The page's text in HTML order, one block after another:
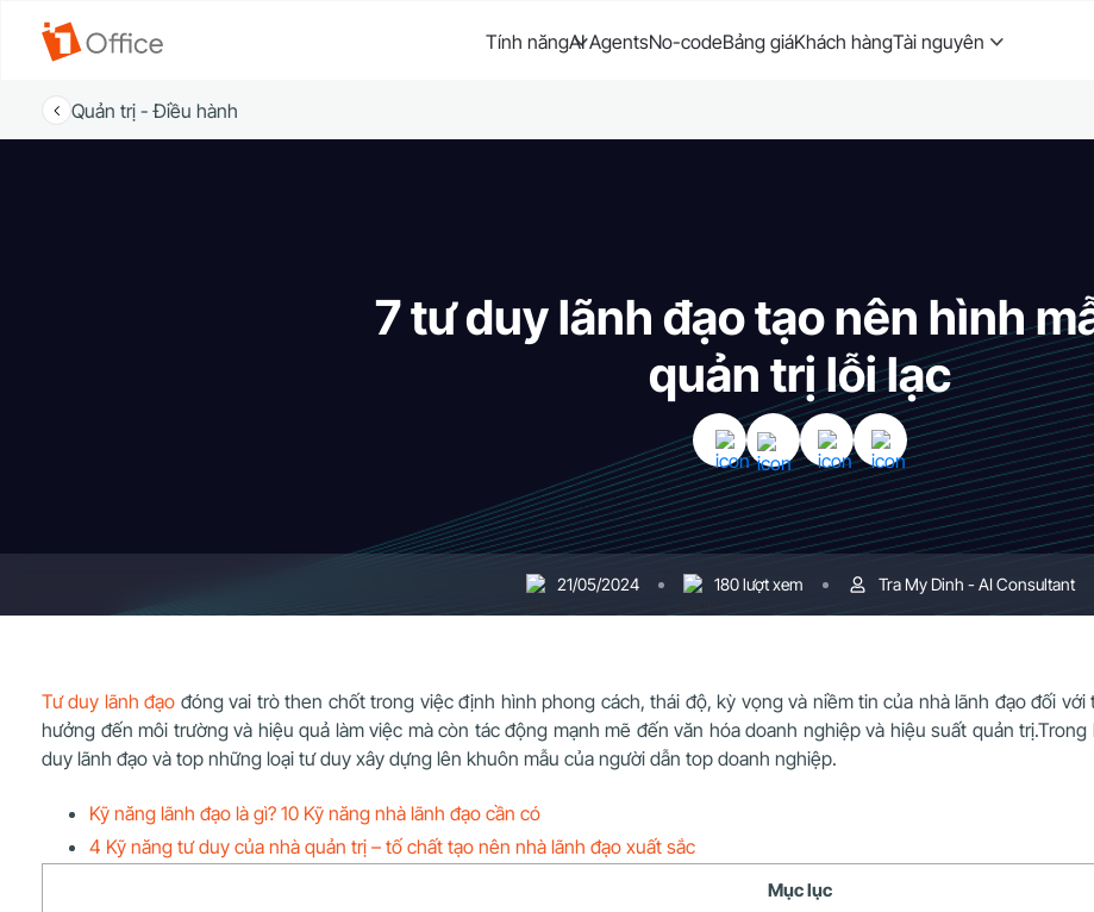
Tính năngAI AgentsNo-codeBảng giáKhách hàngTài nguyên
Quản trị - Điều hành
7 tư duy lãnh đạo tạo nên hình
quản trị lỗi lạc
21/05/2024 180 lượt xem Tra My Dinh - AI Consultant
Tư duy lãnh đạo đóng vai trò then chốt trong việc định hình phong cách, thái độ, kỳ vọng và niềm tin của nhà lãnh đạo đối
hưởng đến môi trường và hiệu quả làm việc mà còn tác động mạnh mẽ đến văn hóa doanh nghiệp và hiệu suất quản
duy lãnh đạo và top những loại tư duy xây dựng lên khuôn mẫu của người dẫn top doanh nghiệp.
Kỹ năng lãnh đạo là gì? 10 Kỹ năng nhà lãnh đạo cần có
4 Kỹ năng tư duy của nhà quản trị – tố chất tạo nên nhà lãnh đạo xuất sắc
Mục lục